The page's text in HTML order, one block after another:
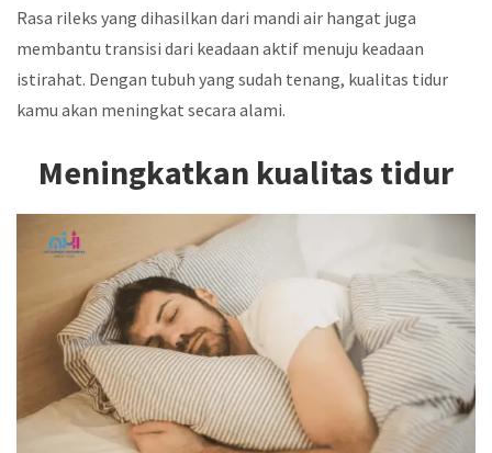
Rasa rileks yang dihasilkan dari mandi air hangat juga
membantu transisi dari keadaan aktif menuju keadaan
istirahat. Dengan tubuh yang sudah tenang, kualitas tidur
kamu akan meningkat secara alami.
Meningkatkan kualitas tidur